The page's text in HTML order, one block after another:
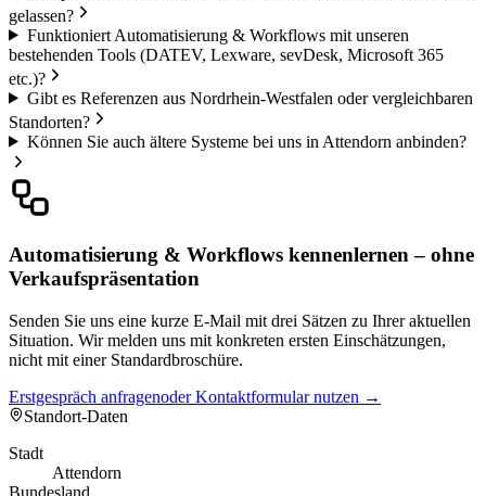
gelassen?
Funktioniert Automatisierung & Workflows mit unseren
bestehenden Tools (DATEV, Lexware, sevDesk, Microsoft 365
etc.)?
Gibt es Referenzen aus Nordrhein-Westfalen oder vergleichbaren
Standorten?
Können Sie auch ältere Systeme bei uns in Attendorn anbinden?
Automatisierung & Workflows kennenlernen – ohne
Verkaufspräsentation
Senden Sie uns eine kurze E-Mail mit drei Sätzen zu Ihrer aktuellen
Situation. Wir melden uns mit konkreten ersten Einschätzungen,
nicht mit einer Standardbroschüre.
Erstgespräch anfragenoder Kontaktformular nutzen →
Standort-Daten
Stadt
Attendorn
Bundesland